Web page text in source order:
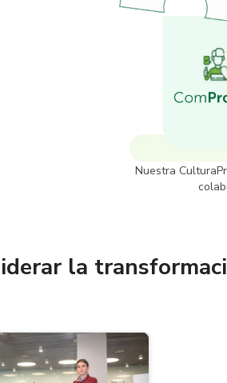
Nuestra
la